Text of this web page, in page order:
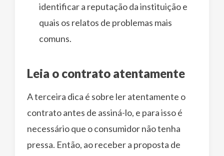
identificar a reputação da instituição e
quais os relatos de problemas mais
comuns.
Leia o contrato atentamente
A terceira dica é sobre ler atentamente o
contrato antes de assiná-lo, e para isso é
necessário que o consumidor não tenha
pressa. Então, ao receber a proposta de